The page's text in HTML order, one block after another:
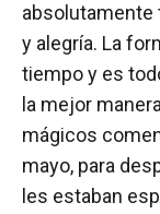
absolutamente
y alegría. La
tiempo y es
la mejor
mágicos
mayo, para
les estaban